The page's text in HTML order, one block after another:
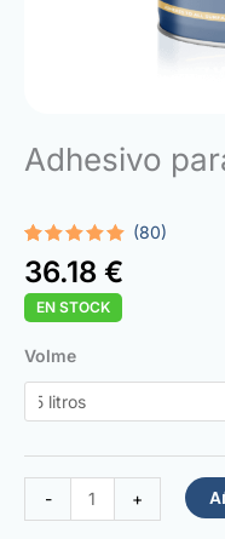
Adhesivo
Valorado
con4.98
de 5 en
base a
80
valoraciones
clientes
(80)
36.18 €
EN STOCK
Volme
-
Tiling
Glue
cantidad
+